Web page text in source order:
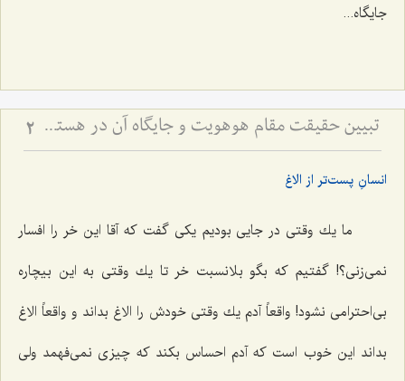
جایگاه...
تبیین حقیقت مقام هوهویت و جایگاه آن در هستی - تحلیل نسبت میان ذات باری‌تعالی و ظهورات عالم وجود 2
انسانِ پست‌تر از الاغ
ما یك وقتى در جایى بودیم یكى گفت كه آقا این خر را افسار
نمى‌زنى؟! گفتیم كه بگو بلانسبت خر تا یك وقتى به این بیچاره
بى‌احترامى نشود! واقعاً آدم یك وقتى خودش را الاغ بداند و واقعاً الاغ
بداند این خوب است كه آدم احساس بكند كه چیزى نمى‌فهمد ولى